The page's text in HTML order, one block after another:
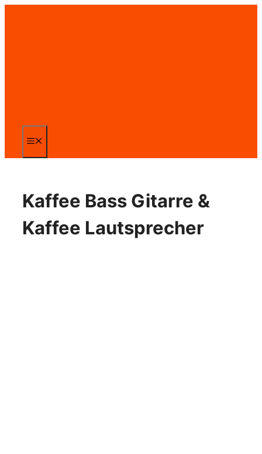
Menü
Kaffee Bass Gitarre &
Kaffee Lautsprecher